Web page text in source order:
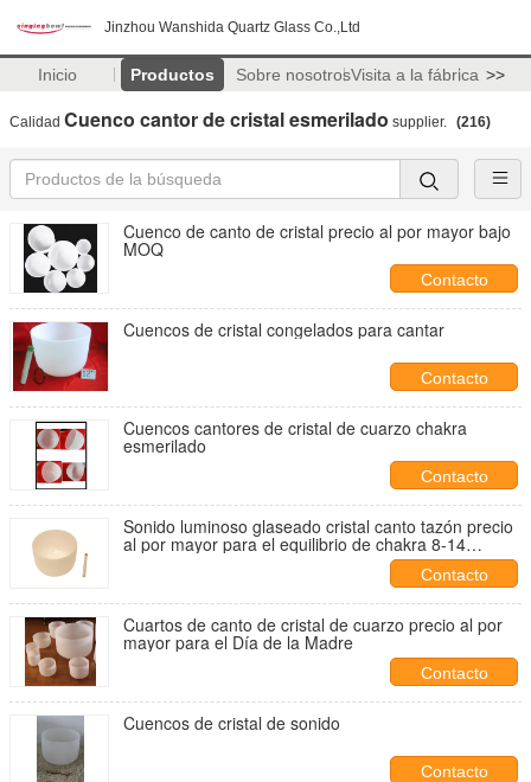
Jinzhou Wanshida Quartz Glass Co.,Ltd
Inicio Productos Sobre nosotrosVisita a la fábrica >>
Calidad Cuenco cantor de cristal esmerilado supplier. (216)
Cuenco de canto de cristal precio al por mayor bajo
MOQ
Contacto
Cuencos de cristal congelados para cantar
Contacto
Cuencos cantores de cristal de cuarzo chakra
esmerilado
Contacto
Sonido luminoso glaseado cristal canto tazón precio
al por mayor para el equilibrio de chakra 8-14
Contacto
Cuartos de canto de cristal de cuarzo precio al por
mayor para el Día de la Madre
Contacto
Cuencos de cristal de sonido
Contacto